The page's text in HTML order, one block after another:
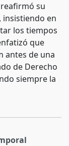
su
insistiendo en
los tiempos
que
antes de una
de Derecho
siempre la